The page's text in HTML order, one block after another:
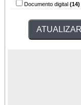
Documento digital (14)